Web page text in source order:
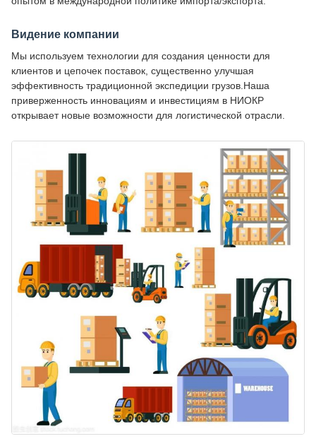
Видение компании
Мы используем технологии для создания ценности для
клиентов и цепочек поставок, существенно улучшая
эффективность традиционной экспедиции грузов.Наша
приверженность инновациям и инвестициям в НИОКР
открывает новые возможности для логистической отрасли.